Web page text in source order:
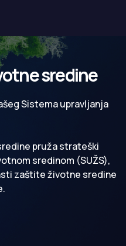
sredine
Sistema upravljanja
pruža strateški
sredinom (SUŽS),
zaštite životne sredine